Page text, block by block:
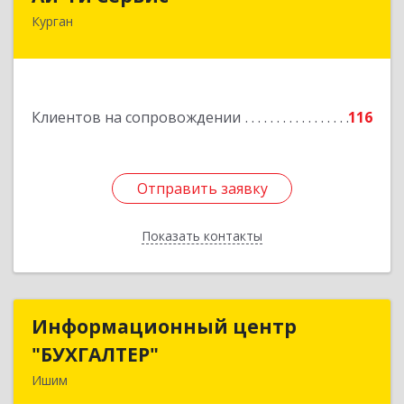
Курган
Клиентов на сопровождении 116
Отправить заявку
Показать контакты
Отправить заявку
Назад
Информационный центр
"БУХГАЛТЕР"
Ишим
Информационный центр